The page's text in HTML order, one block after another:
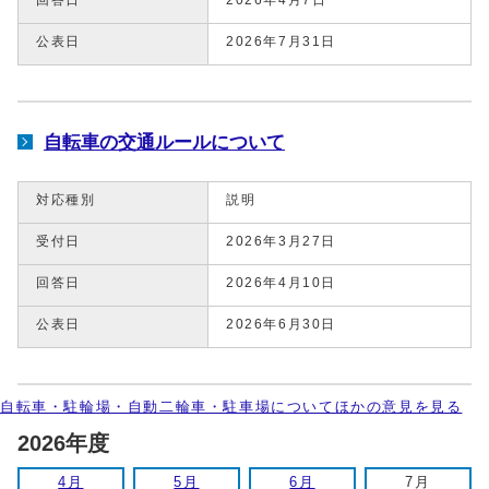
公表日 2026年7月31日
自転車の交通ルールについて
対応種別 説明
受付日 2026年3月27日
回答日 2026年4月10日
公表日 2026年6月30日
自転車・駐輪場・自動二輪車・駐車場についてほかの意見を見る
2026年度
4月 5月 6月 7月